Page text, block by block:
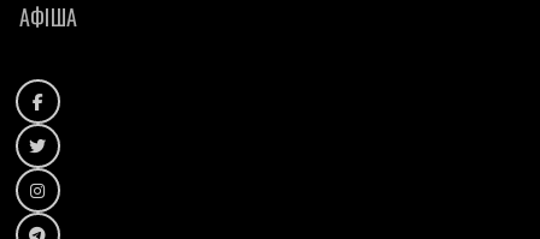
АФІША